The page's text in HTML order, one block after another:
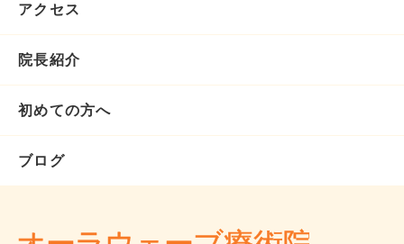
アクセス
院長紹介
初めての方へ
ブログ